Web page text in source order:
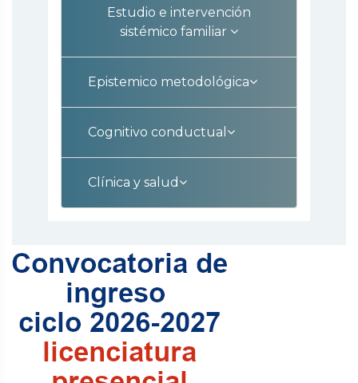
Estudio e intervención
sistémico familiar
Epistemico metodológica
Cognitivo conductual
Clínica y salud